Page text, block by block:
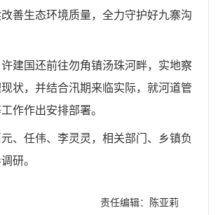
善生态环境质量，全力守护好九寨沟
建国还前往勿角镇汤珠河畔，实地察
状，并结合汛期来临实际，就河道管
作作出安排部署。
、任伟、李灵灵，相关部门、乡镇负
研。
责任编辑：陈亚莉